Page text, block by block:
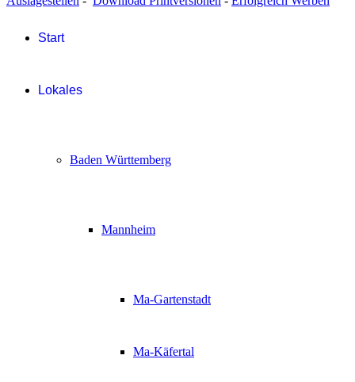
Start
Lokales
Baden Württemberg
Mannheim
Ma-Gartenstadt
Ma-Käfertal